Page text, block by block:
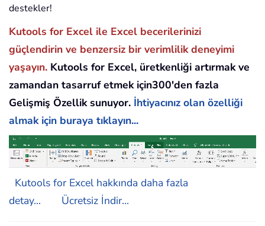
destekler!
Kutools for Excel ile Excel becerilerinizi
güçlendirin ve benzersiz bir verimlilik deneyimi
yaşayın. Kutools for Excel, üretkenliği artırmak ve
zamandan tasarruf etmek için300'den fazla
Gelişmiş Özellik sunuyor. İhtiyacınız olan özelliği
almak için buraya tıklayın...
Kutools for Excel hakkında daha fazla
detay...
Ücretsiz İndir...